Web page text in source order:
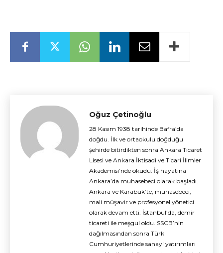
Oğuz Çetinoğlu
28 Kasım 1938 tarihinde Bafra’da
doğdu. İlk ve ortaokulu doğduğu
şehirde bitirdikten sonra Ankara Ticaret
Lisesi ve Ankara İktisadi ve Ticari İlimler
Akademisi’nde okudu. İş hayatına
Ankara’da muhasebeci olarak başladı.
Ankara ve Karabük’te; muhasebeci,
mali müşavir ve profesyonel yönetici
olarak devam etti. İstanbul’da, demir
ticareti ile meşgul oldu. SSCB’nin
dağılmasından sonra Türk
Cumhuriyetlerinde sanayi yatırımları